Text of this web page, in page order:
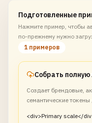
Подготовленные
Нажмите пример, чтобы
по-прежнему нужно
1 примеров
Создает брендовые,
семантические
<div>Primary scale</